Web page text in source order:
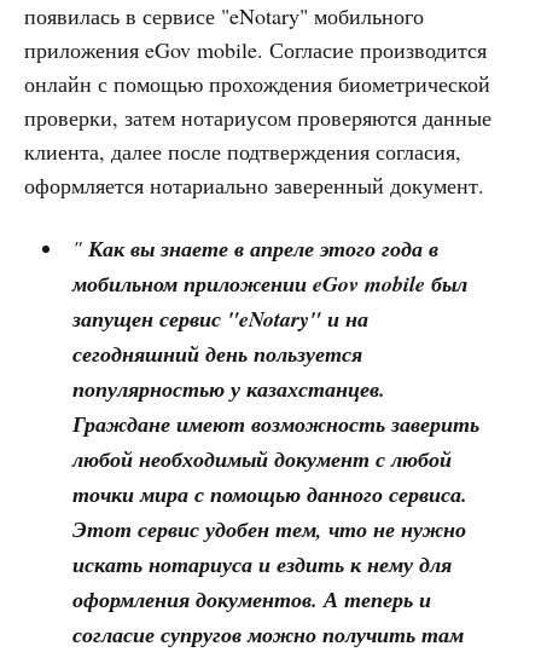
появилась в сервисе "eNotary" мобильного
приложения eGov mobile. Согласие производится
онлайн с помощью прохождения биометрической
проверки, затем нотариусом проверяются данные
клиента, далее после подтверждения согласия,
оформляется нотариально заверенный документ.
" Как вы знаете в апреле этого года в
мобильном приложении eGov mobile был
запущен сервис "eNotary" и на
сегодняшний день пользуется
популярностью у казахстанцев.
Граждане имеют возможность заверить
любой необходимый документ с любой
точки мира с помощью данного сервиса.
Этот сервис удобен тем, что не нужно
искать нотариуса и ездить к нему для
оформления документов. А теперь и
согласие супругов можно получить там